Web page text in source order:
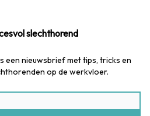
slechthorend
een nieuwsbrief met tips, tricks en
op de werkvloer.